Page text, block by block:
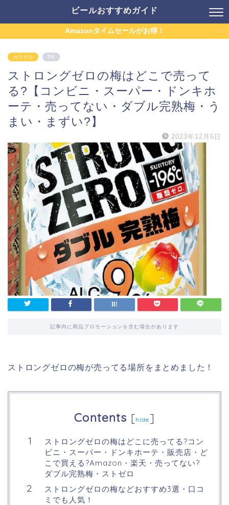
ビールおすすめガイド
Amazonタイムセールがお得！
カクテル PR
ストロングゼロの梅はどこで売って
る?【コンビニ・スーパー・ドンキホ
ーテ・売ってない・ダブル完熟梅・う
まい・まずい?】
2023年12月6日
記事内に商品プロモーションを含む場合があります
ストロングゼロの梅が売ってる場所をまとめました！
Contents [hide ]
ストロングゼロの梅はどこに売ってる?コン
ビニ・スーパー・ドンキホーテ・販売店・ど
こで買える?Amazon・楽天・売ってない?
ダブル完熟梅・ストゼロ
ストロングゼロの梅などおすすめ3選・口コ
ミでも人気！